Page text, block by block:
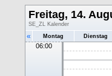
Freitag, 14.
SE_ZL Kalender
« Montag Dienstag
06:00